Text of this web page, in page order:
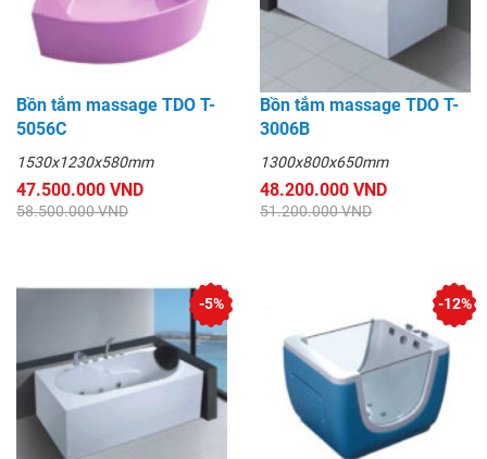
Bồn tắm massage TDO T-
5056C
1530x1230x580mm
47.500.000 VND
58.500.000 VND
Bồn tắm massage TDO T-
3006B
1300x800x650mm
48.200.000 VND
51.200.000 VND
-5% -12%